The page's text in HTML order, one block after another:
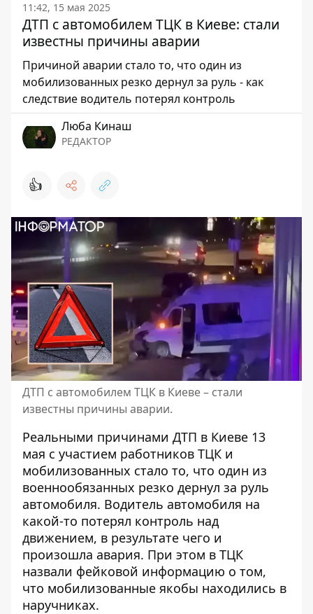
11:42, 15 мая 2025
ДТП с автомобилем ТЦК в Киеве: стали
известны причины аварии
Причиной аварии стало то, что один из
мобилизованных резко дернул за руль - как
следствие водитель потерял контроль
Люба Кинаш
РЕДАКТОР
👍
ДТП с автомобилем ТЦК в Киеве – стали
известны причины аварии.
Реальными причинами ДТП в Киеве 13
мая с участием работников ТЦК и
мобилизованных стало то, что один из
военнообязанных резко дернул за руль
автомобиля. Водитель автомобиля на
какой-то потерял контроль над
движением, в результате чего и
произошла авария. При этом в ТЦК
назвали фейковой информацию о том,
что мобилизованные якобы находились в
наручниках.